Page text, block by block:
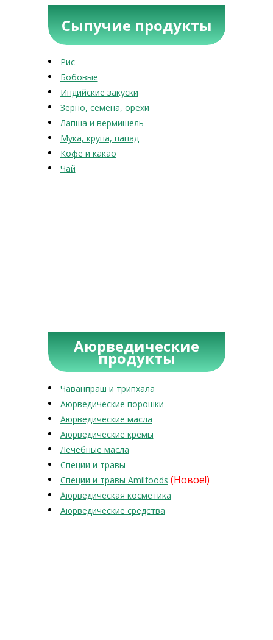
Сыпучие продукты
Рис
Бобовые
Индийские закуски
Зерно, семена, орехи
Лапша и вермишель
Мука, крупа, папад
Кофе и какао
Чай
Аюрведические
продукты
Чаванпраш и трипхала
Аюрведические порошки
Аюрведические масла
Аюрведические кремы
Лечебные масла
Специи и травы
Специи и травы Amilfoods (Новое!)
Аюрведическая косметика
Аюрведические средства